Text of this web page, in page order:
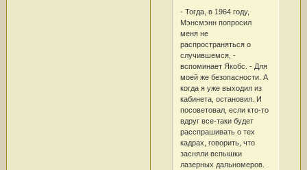
- Тогда, в 1964 году,
Мэнсмэнн попросил
меня не
распространяться о
случившемся, -
вспоминает Якобс. - Для
моей же безопасности. А
когда я уже выходил из
кабинета, остановил. И
посоветовал, если кто-то
вдруг все-таки будет
расспрашивать о тех
кадрах, говорить, что
засняли вспышки
лазерных дальномеров.